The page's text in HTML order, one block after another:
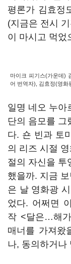
평론가 김효정
(지금은 전시
이 마시고 먹었
마이크 피기스(가운데)
어 번역자), 김효정(영화
일명 네오 누아
단의 음모를 그
다. 숀 빈과 토
의 리즈 시절
절의 자신을 투
했을까. 지금
은 날 영화광
었다. 어쩌면
작 <달은…해
매너를 가져왔
나, 동의하거나